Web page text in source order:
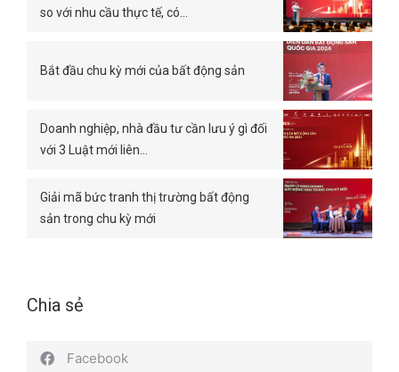
so với nhu cầu thực tế, có…
Bắt đầu chu kỳ mới của bất động sản
Doanh nghiệp, nhà đầu tư cần lưu ý gì đối
với 3 Luật mới liên…
Giải mã bức tranh thị trường bất động
sản trong chu kỳ mới
Chia sẻ
Facebook